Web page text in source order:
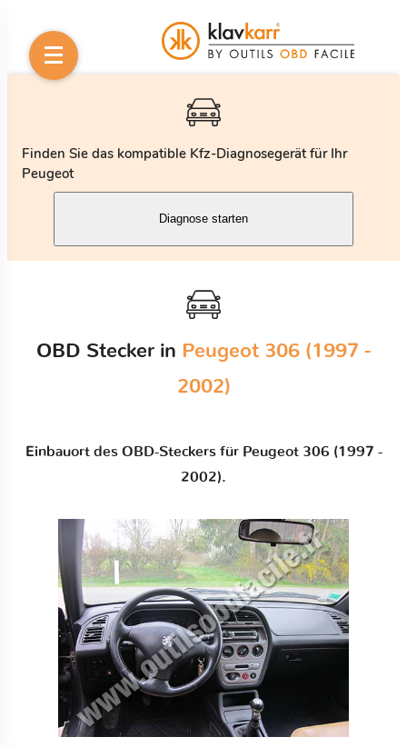
Finden Sie das kompatible Kfz-Diagnosegerät für Ihr
Peugeot
Diagnose starten
OBD Stecker in Peugeot 306 (1997 -
2002)
Einbauort des OBD-Steckers für Peugeot 306 (1997 -
2002).